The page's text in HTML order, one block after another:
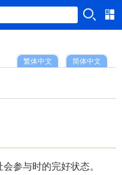
简体中文
繁体中文
参与时的完好状态。